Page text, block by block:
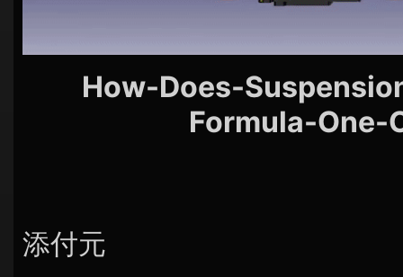
How-Does-
Formula-One-
添付元